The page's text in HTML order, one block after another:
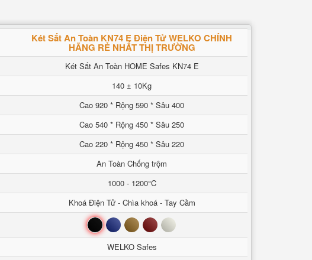
Két Sắt An Toàn KN74 E Điện Tử WELKO CHÍNH
HÃNG RẺ NHẤT THỊ TRƯỜNG
Két Sắt An Toàn HOME Safes KN74 E
140 ± 10Kg
Cao 920 * Rộng 590 * Sâu 400
Cao 540 * Rộng 450 * Sâu 250
Cao 220 * Rộng 450 * Sâu 220
An Toàn Chống trộm
1000 - 1200°C
Khoá Điện Tử - Chìa khoá - Tay Cầm
Đen Xanh Nâu Đỏ Trắng
WELKO Safes